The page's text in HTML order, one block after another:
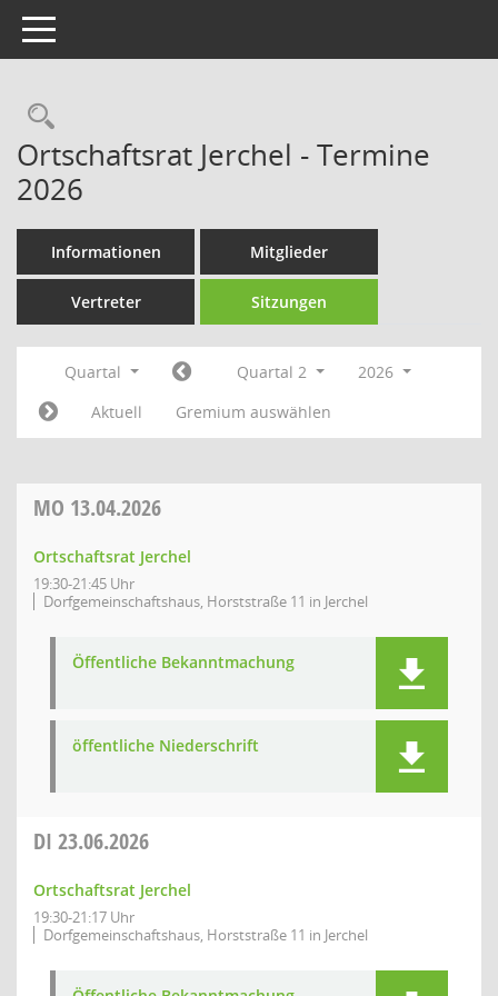
Toggle navigation
Rechercheauswahl
Ortschaftsrat Jerchel - Termine
2026
Informationen Mitglieder
Vertreter Sitzungen
Quartal Quartal 2
2026
Aktuell
Gremium auswählen
MO 13.04.2026
Ortschaftsrat Jerchel
19:30-21:45 Uhr
Dorfgemeinschaftshaus, Horststraße 11 in Jerchel
Öffentliche Bekanntmachung
öffentliche Niederschrift
DI 23.06.2026
Ortschaftsrat Jerchel
19:30-21:17 Uhr
Dorfgemeinschaftshaus, Horststraße 11 in Jerchel